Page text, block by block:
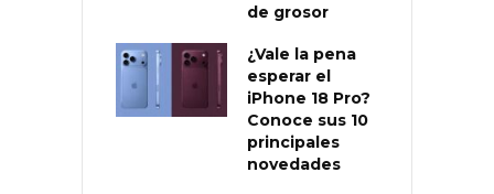
de grosor
¿Vale la pena
esperar el
iPhone 18 Pro?
Conoce sus 10
principales
novedades